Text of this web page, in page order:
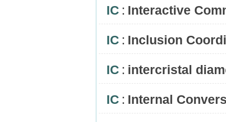
IC : Interactive
IC : Inclusion
IC : intercristal
IC : Internal